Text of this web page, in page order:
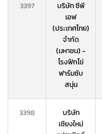
3397
บริษัท ซีพี
เอฟ
(ประเทศไทย)
จำกัด
(มหาชน) -
โรงฟักไข่
ฟาร์มซับ
สนุ่น
3398
บริษัท
เชียงใหม่